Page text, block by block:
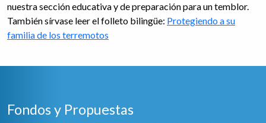
nuestra sección educativa y de preparación para un temblor.
También sírvase leer el folleto bilingüe: Protegiendo a su
familia de los terremotos
Fondos y Propuestas